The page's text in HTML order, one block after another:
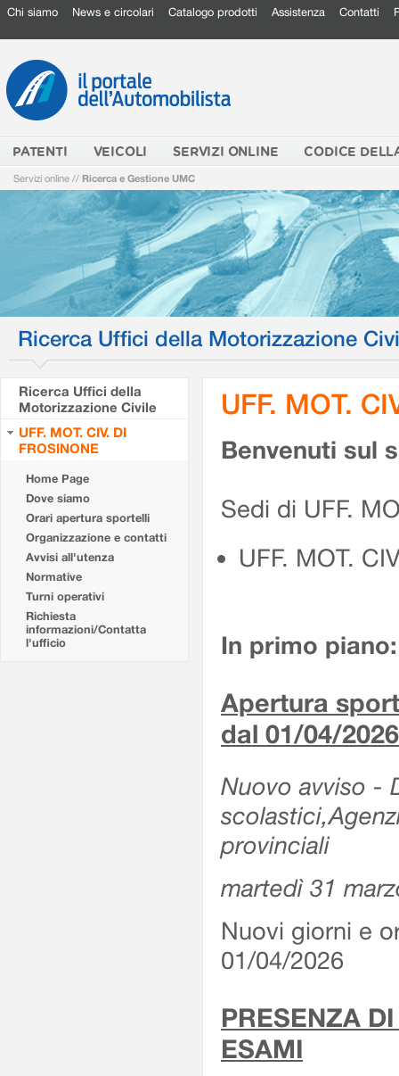
Chi siamo News e circolari Catalogo prodotti Assistenza Contatti
PATENTI VEICOLI SERVIZI ONLINE CODICE
Servizi online // Ricerca e Gestione UMC
Ricerca Uffici della Motorizzazione
Ricerca Uffici della
Motorizzazione Civile
UFF. MOT. CIV. DI
FROSINONE
Home Page
Dove siamo
Orari apertura sportelli
Organizzazione e contatti
Avvisi all'utenza
Normative
Turni operativi
Richiesta
informazioni/Contatta
l'ufficio
UFF. MOT.
Benvenuti sul
Sedi di UFF.
UFF. MOT.
In primo piano:
Apertura
dal 01/04/2026
Nuovo avviso -
provinciali
martedì 31
Nuovi giorni e
01/04/2026
PRESENZA
ESAMI